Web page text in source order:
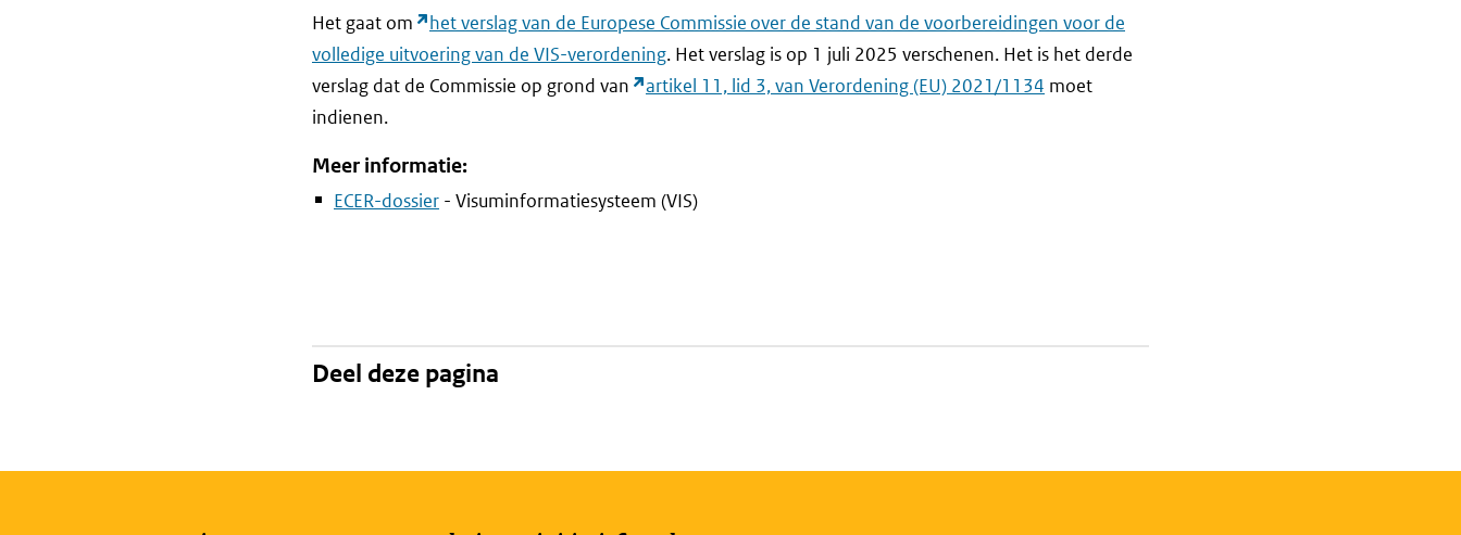
Het gaat om
het verslag van de Europese Commissie over de stand van de voorbereidingen voor de
volledige uitvoering van de VIS-verordening. Het verslag is op 1 juli 2025 verschenen. Het is het derde
verslag dat de Commissie op grond van
artikel 11, lid 3, van Verordening (EU) 2021/1134 moet
indienen.
Meer informatie:
ECER-dossier - Visuminformatiesysteem (VIS)
Deel deze pagina